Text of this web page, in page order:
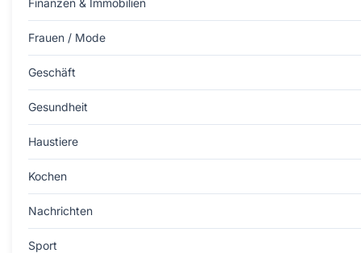
Frauen / Mode
Geschäft
Gesundheit
Haustiere
Kochen
Nachrichten
Sport